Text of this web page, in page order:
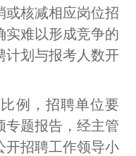
或核减相应岗位招
实难以形成竞争的
计划与报考人数开
例，招聘单位要
专题报告，经主管
开招聘工作领导小